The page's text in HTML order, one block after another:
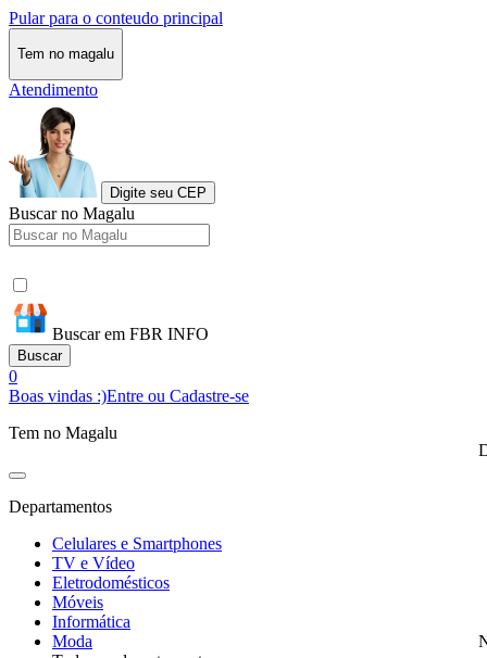
Pular para o conteudo principal
Tem no magalu
Atendimento
Digite seu CEP
Buscar no Magalu
Buscar em FBR INFO
Buscar
0
Boas vindas :)Entre ou Cadastre-se
Tem no Magalu
Departamentos
Celulares e Smartphones
TV e Vídeo
Eletrodomésticos
Móveis
Informática
Moda